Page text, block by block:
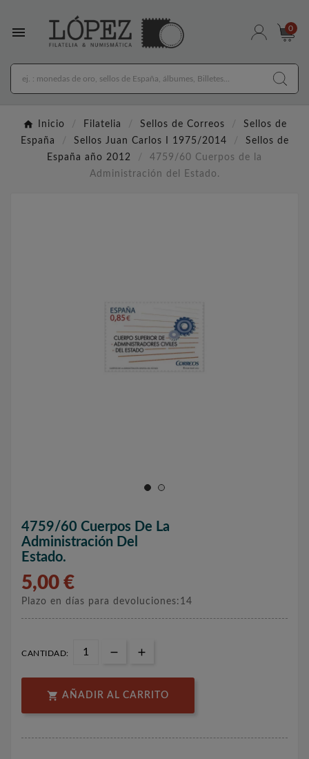
 0
Inicio Filatelia Sellos de Correos
Sellos de
España
Sellos Juan Carlos I 1975/2014
Sellos de
España año 2012
4759/60 Cuerpos de la
Administración del Estado.
4759/60 Cuerpos De La
Administración Del
Estado.
5,00 €
Plazo en días para devoluciones:14
CANTIDAD:
 AÑADIR AL CARRITO